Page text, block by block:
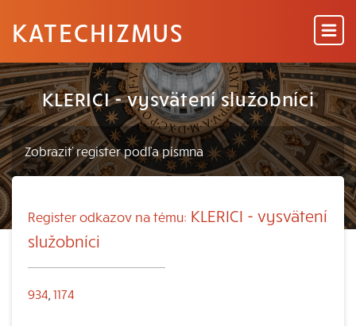
KATECHIZMUS
KLERICI - vysvätení služobníci
Register odkazov na tému: KLERICI - vysvätení
služobníci
934 1174